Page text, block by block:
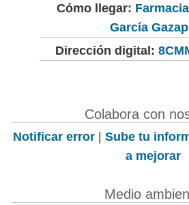
Cómo llegar:
García
Dirección digital:
Colabora con
Notificar error | Sube tu
a mejorar
Medio